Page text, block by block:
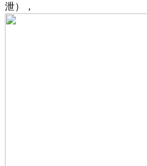
泄），